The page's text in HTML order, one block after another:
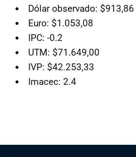
Dólar observado: $913,86
Euro: $1.053,08
IPC: -0.2
UTM: $71.649,00
IVP: $42.253,33
Imacec: 2.4